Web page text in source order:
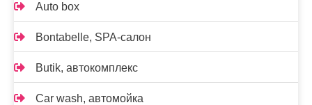
Auto box
Bontabelle, SPA-салон
Butik, автокомплекс
Car wash, автомойка